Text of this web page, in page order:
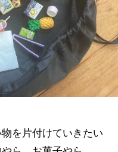
を片付けていきたい